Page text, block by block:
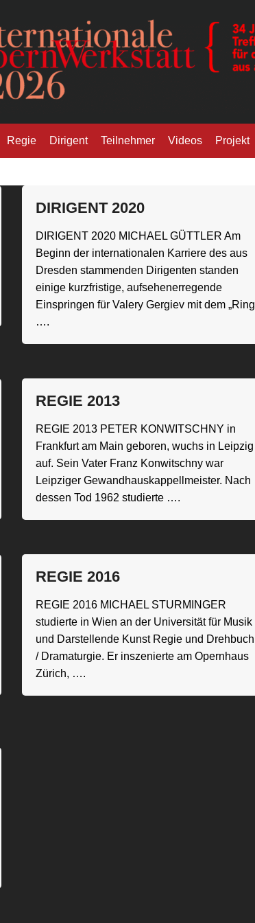
Regie Dirigent Teilnehmer Videos Projekt
DIRIGENT 2020
DIRIGENT 2020 MICHAEL GÜTTLER Am
Beginn der internationalen Karriere des aus
Dresden stammenden Dirigenten standen
einige kurzfristige, aufsehenerregende
Einspringen für Valery Gergiev mit dem „Ring
….
REGIE 2013
REGIE 2013 PETER KONWITSCHNY in
Frankfurt am Main geboren, wuchs in Leipzig
auf. Sein Vater Franz Konwitschny war
Leipziger Gewandhauskappellmeister. Nach
dessen Tod 1962 studierte ….
REGIE 2016
REGIE 2016 MICHAEL STURMINGER
studierte in Wien an der Universität für Musik
und Darstellende Kunst Regie und Drehbuch
/ Dramaturgie. Er inszenierte am Opernhaus
Zürich, ….